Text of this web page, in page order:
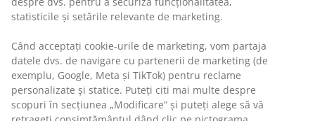
de pat din lemn, un pat tapițat sau o saltea cu dimensiuni
- Pat 80/90x200 cm - sau pat supraetajat potrivit pentru
camera copiilor mici
- Pat 120x200 cm - ideal pentru dormitoare mici sau camere
de oaspeți
- Pat 140x200 cm - o alegere compactă dar confortabilă
statisticile și setările relevante de marketing.
Când acceptați cookie-urile de marketing, vom partaja
datele dvs. de navigare cu partenerii de marketing (de
exemplu, Google, Meta și TikTok) pentru reclame
personalizate și statice. Puteți citi mai multe despre
scopuri în secțiunea „Modificare” și puteți alege să vă